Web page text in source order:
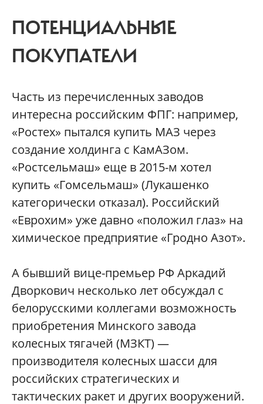
ПОТЕНЦИАЛЬНЫЕ
ПОКУПАТЕЛИ
Часть из перечисленных заводов
интересна российским ФПГ: например,
«Ростех» пытался купить МАЗ через
создание холдинга с КамАЗом.
«Ростсельмаш» еще в 2015-м хотел
купить «Гомсельмаш» (Лукашенко
категорически отказал). Российский
«Еврохим» уже давно «положил глаз» на
химическое предприятие «Гродно Азот».
А бывший вице-премьер РФ Аркадий
Дворкович несколько лет обсуждал с
белорусскими коллегами возможность
приобретения Минского завода
колесных тягачей (МЗКТ) —
производителя колесных шасси для
российских стратегических и
тактических ракет и других вооружений.